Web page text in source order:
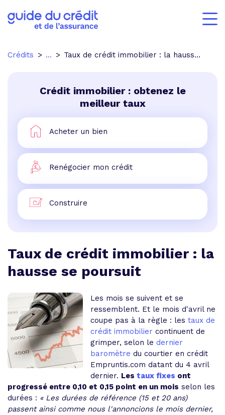
Crédits ... Taux de crédit immobilier : la hausse se poursuit
Crédit immobilier : obtenez le
meilleur taux
Acheter un bien
Renégocier mon crédit
Construire
Taux de crédit immobilier : la
hausse se poursuit
Les mois se suivent et se
ressemblent. Et le mois d'avril ne
coupe pas à la règle : les taux de
crédit immobilier continuent de
grimper, selon le dernier
baromètre du courtier en crédit
Empruntis.com datant du 4 avril
dernier. Les taux fixes ont
progressé entre 0,10 et 0,15 point en un mois selon les
durées : « Les durées de référence (15 et 20 ans)
passent ainsi comme nous l'annoncions le mois dernier,